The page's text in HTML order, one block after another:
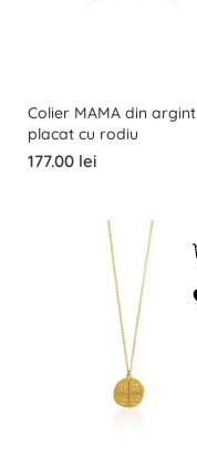
Colier MAMA din argint
placat cu rodiu
177.00 lei